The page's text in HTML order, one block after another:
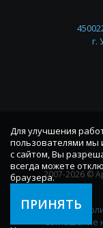
г.
2007-2026 ©
Соглашение
Для улучшения
пользователями мы
с сайтом, Вы
всегда можете
браузера.
ПРИНЯТЬ